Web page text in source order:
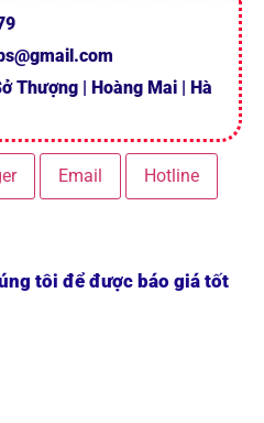
Thượng | Hoàng Mai | Hà
Email Hotline
tôi để được báo giá tốt